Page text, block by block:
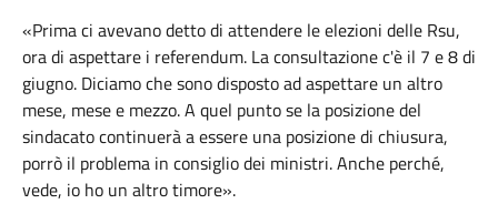
«Prima ci avevano detto di attendere le elezioni delle Rsu,
ora di aspettare i referendum. La consultazione c'è il 7 e 8 di
giugno. Diciamo che sono disposto ad aspettare un altro
mese, mese e mezzo. A quel punto se la posizione del
sindacato continuerà a essere una posizione di chiusura,
porrò il problema in consiglio dei ministri. Anche perché,
vede, io ho un altro timore».